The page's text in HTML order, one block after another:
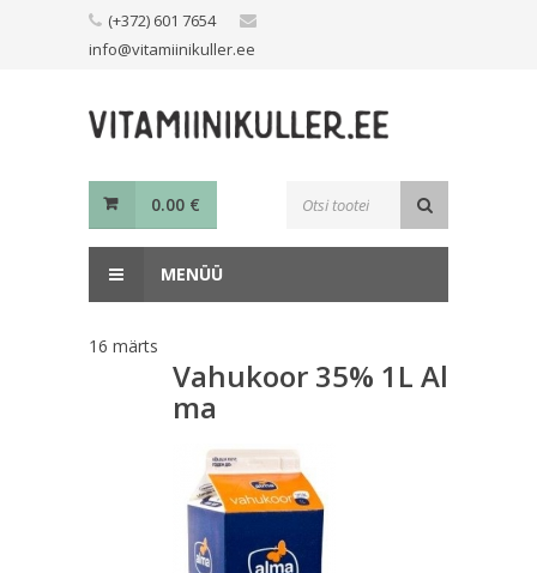
(+372) 601 7654
info@vitamiinikuller.ee
0.00 €
MENÜÜ
16 märts
Vahukoor 35% 1L Al
ma